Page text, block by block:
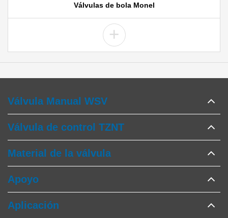
Válvulas de bola Monel
+
Válvula Manual WSV
Válvula de control TZNT
Material de la válvula
Apoyo
Aplicación